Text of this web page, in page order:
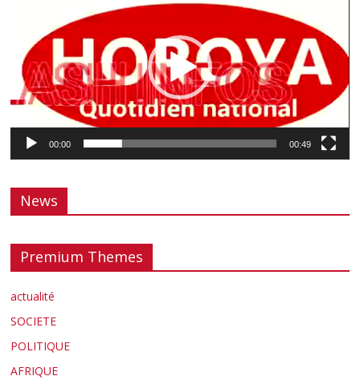
00:00 00:49
News
Premium Themes
actualité
SOCIETE
POLITIQUE
AFRIQUE